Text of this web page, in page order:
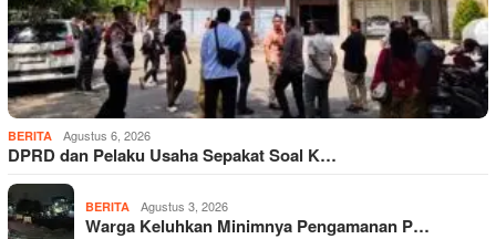
BERITA Agustus 6, 2026
DPRD dan Pelaku Usaha Sepakat Soal K…
BERITA Agustus 3, 2026
Warga Keluhkan Minimnya Pengamanan P…